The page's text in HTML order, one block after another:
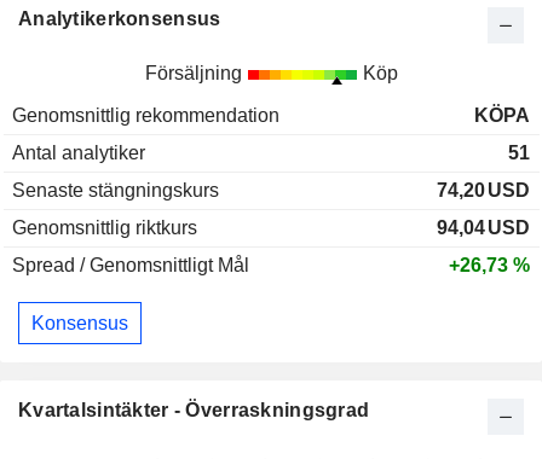
Analytikerkonsensus
Försäljning Köp
Genomsnittlig rekommendation
KÖPA
Antal analytiker
51
Senaste stängningskurs
74,20USD
Genomsnittlig riktkurs
94,04USD
Spread / Genomsnittligt Mål
+26,73 %
Konsensus
Kvartalsintäkter - Överraskningsgrad